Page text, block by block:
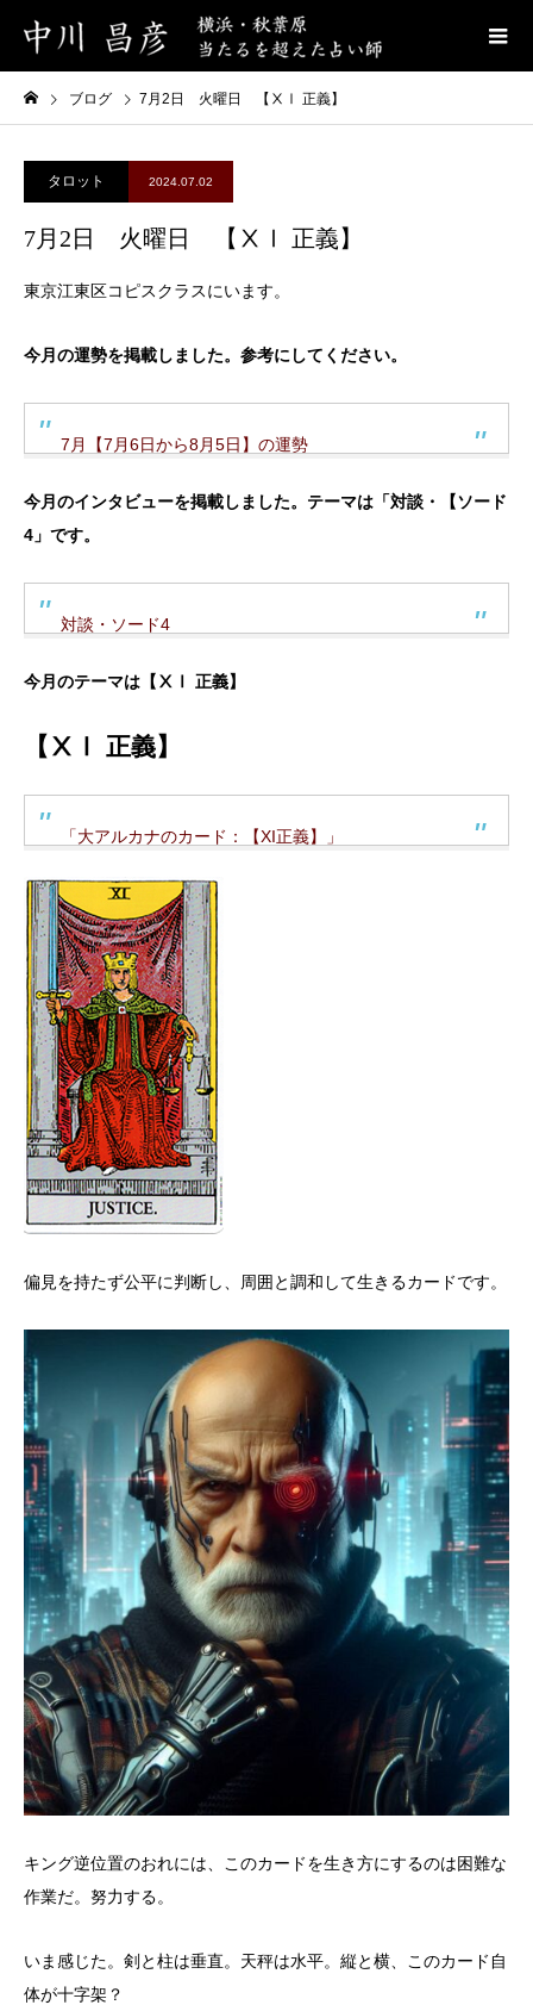
ブログ 7月2日 火曜日 【ⅩⅠ 正義】
タロット 2024.07.02
7月2日 火曜日 【ⅩⅠ 正義】
東京江東区コピスクラスにいます。
今月の運勢を掲載しました。参考にしてください。
7月【7月6日から8月5日】の運勢
今月のインタビューを掲載しました。テーマは「対談・【ソード
4」です。
対談・ソード4
今月のテーマは【ⅩⅠ 正義】
【ⅩⅠ 正義】
「大アルカナのカード：【XI正義】」
偏見を持たず公平に判断し、周囲と調和して生きるカードです。
キング逆位置のおれには、このカードを生き方にするのは困難な
作業だ。努力する。
いま感じた。剣と柱は垂直。天秤は水平。縦と横、このカード自
体が十字架？